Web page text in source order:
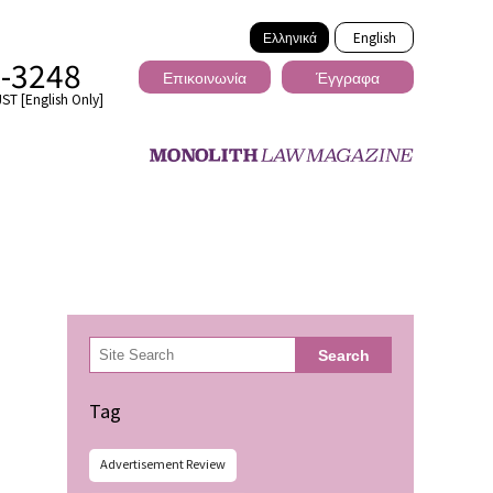
Ελληνικά English
3248
[English Only]
Επικοινωνία Έγγραφα
検
索 Search
Tag
Advertisement Review